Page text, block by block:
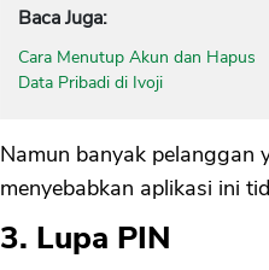
Baca Juga:
Cara Menutup Akun dan Hapus
Data Pribadi di Ivoji
Namun banyak pelanggan
menyebabkan aplikasi ini
3. Lupa PIN